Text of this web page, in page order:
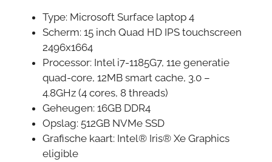
Type: Microsoft Surface laptop 4
Scherm: 15 inch Quad HD IPS touchscreen
2496x1664
Processor: Intel i7-1185G7, 11e generatie
quad-core, 12MB smart cache, 3.0 –
4.8GHz (4 cores, 8 threads)
Geheugen: 16GB DDR4
Opslag: 512GB NVMe SSD
Grafische kaart: Intel® Iris® Xe Graphics
eligible